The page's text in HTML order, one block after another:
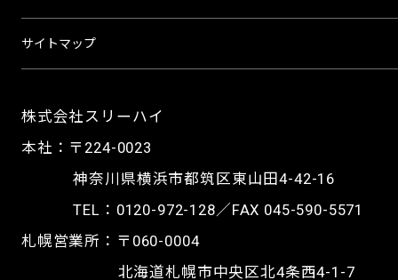
株式会社スリーハイ
本社：〒224-0023
神奈川県横浜市都筑区東山田4-42-16
TEL： 0120-972-128／FAX 045-590-5571
札幌営業所：〒060-0004
北海道札幌市中央区北4条西4-1-7
サイトマップ